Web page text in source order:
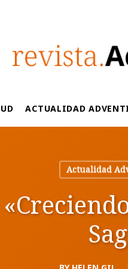
ACTUALIDAD
Actualidad